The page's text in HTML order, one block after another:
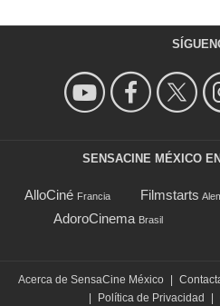
SENSACINE MÉXICO
AlloCiné Francia Filmstarts
AdoroCinema Brasil
Acerca de SensaCine México |
|
Política de Privacidad |